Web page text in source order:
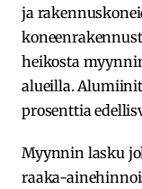
ja
heikosta
alueilla.
prosenttia
Myynnin lasku
raaka-